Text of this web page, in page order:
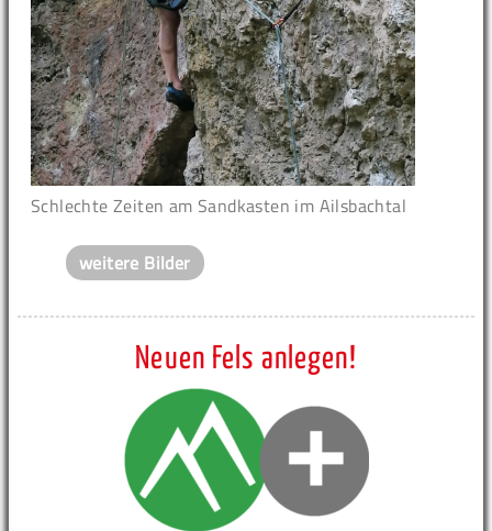
Schlechte Zeiten am Sandkasten im Ailsbachtal
weitere Bilder
Neuen Fels anlegen!